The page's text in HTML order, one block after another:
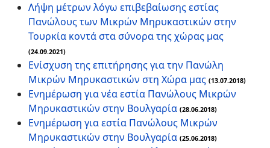
Λήψη μέτρων λόγω επιβεβαίωσης εστίας
Πανώλους των Μικρών Μηρυκαστικών στην
Τουρκία κοντά στα σύνορα της χώρας μας
(24.09.2021)
Ενίσχυση της επιτήρησης για την Πανώλη
Μικρών Μηρυκαστικών στη Χώρα μας (13.07.2018)
Ενημέρωση για νέα εστία Πανώλους Μικρών
Μηρυκαστικών στην Βουλγαρία (28.06.2018)
Ενημέρωση για εστία Πανώλους Μικρών
Μηρυκαστικών στην Βουλγαρία (25.06.2018)